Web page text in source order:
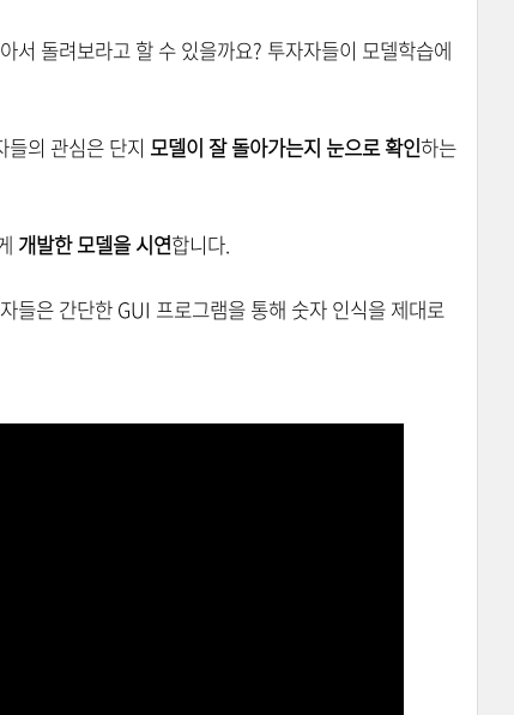
돌려보라고 할 수 있을까요? 투자자들이 모델학습에
들의 관심은 단지 모델이 잘 돌아가는지 눈으로 확인하는
개발한 모델을 시연합니다.
들은 간단한 GUI 프로그램을 통해 숫자 인식을 제대로